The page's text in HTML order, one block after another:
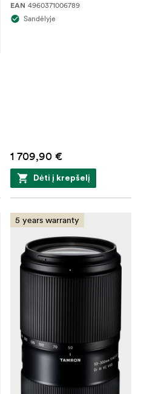
EAN 4960371006789
Sandėlyje
1 709,90 €
Dėti į krepšelį
5 years warranty